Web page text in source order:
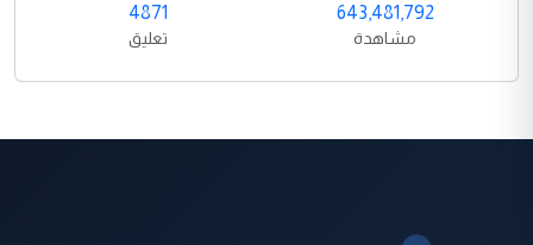
643,481,792
مشاهدة
4871
تعليق